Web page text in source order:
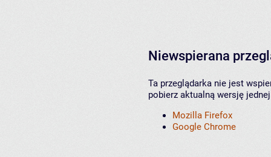
Niewspierana
Ta przeglądarka nie jest
pobierz aktualną wersję
Mozilla Firefox
Google Chrome